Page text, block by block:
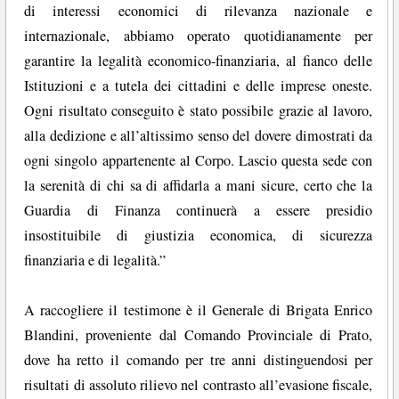
di interessi economici di rilevanza nazionale e
internazionale, abbiamo operato quotidianamente per
garantire la legalità economico-finanziaria, al fianco delle
Istituzioni e a tutela dei cittadini e delle imprese oneste.
Ogni risultato conseguito è stato possibile grazie al lavoro,
alla dedizione e all’altissimo senso del dovere dimostrati da
ogni singolo appartenente al Corpo. Lascio questa sede con
la serenità di chi sa di affidarla a mani sicure, certo che la
Guardia di Finanza continuerà a essere presidio
insostituibile di giustizia economica, di sicurezza
finanziaria e di legalità.”
A raccogliere il testimone è il Generale di Brigata Enrico
Blandini, proveniente dal Comando Provinciale di Prato,
dove ha retto il comando per tre anni distinguendosi per
risultati di assoluto rilievo nel contrasto all’evasione fiscale,